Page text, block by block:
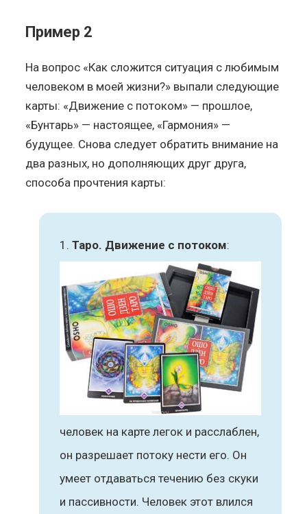
Пример 2
На вопрос «Как сложится ситуация с любимым
человеком в моей жизни?» выпали следующие
карты: «Движение с потоком» — прошлое,
«Бунтарь» — настоящее, «Гармония» —
будущее. Снова следует обратить внимание на
два разных, но дополняющих друг друга,
способа прочтения карты:
Таро. Движение с потоком:
человек на карте легок и расслаблен,
он разрешает потоку нести его. Он
умеет отдаваться течению без скуки
и пассивности. Человек этот влился